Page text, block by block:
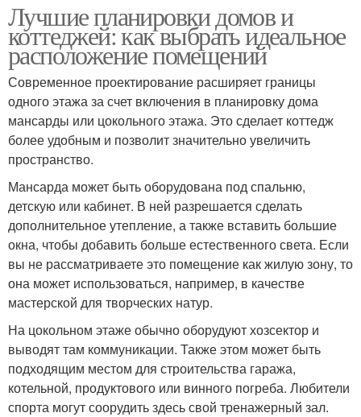
Лучшие планировки домов и
коттеджей: как выбрать идеальное
расположение помещений
Современное проектирование расширяет границы
одного этажа за счет включения в планировку дома
мансарды или цокольного этажа. Это сделает коттедж
более удобным и позволит значительно увеличить
пространство.
Мансарда может быть оборудована под спальню,
детскую или кабинет. В ней разрешается сделать
дополнительное утепление, а также вставить большие
окна, чтобы добавить больше естественного света. Если
вы не рассматриваете это помещение как жилую зону, то
она может использоваться, например, в качестве
мастерской для творческих натур.
На цокольном этаже обычно оборудуют хозсектор и
выводят там коммуникации. Также этом может быть
подходящим местом для строительства гаража,
котельной, продуктового или винного погреба. Любители
спорта могут соорудить здесь свой тренажерный зал.